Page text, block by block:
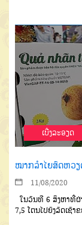
ເບີ່ງລະອຽດ
ໝາກລໍາໄຍສົດຫວຽ
11/08/2020
ໃນວັນທີ 6 ສິງຫາທີ່
7,5 ໂຕນໄປຍັງລັດເຊົາ